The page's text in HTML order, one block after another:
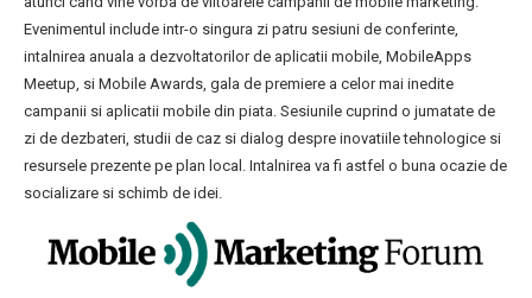
Evenimentul include intr-o singura zi patru sesiuni de conferinte,
intalnirea anuala a dezvoltatorilor de aplicatii mobile, MobileApps
Meetup, si Mobile Awards, gala de premiere a celor mai inedite
campanii si aplicatii mobile din piata. Sesiunile cuprind o jumatate de
zi de dezbateri, studii de caz si dialog despre inovatiile tehnologice si
resursele prezente pe plan local. Intalnirea va fi astfel o buna ocazie de
socializare si schimb de idei.